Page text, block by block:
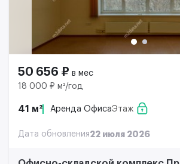
50 656 ₽ в мес
18 000 ₽ м²/год
41 м² Аренда ОфисаЭтаж
Дата обновления22 июля 2026